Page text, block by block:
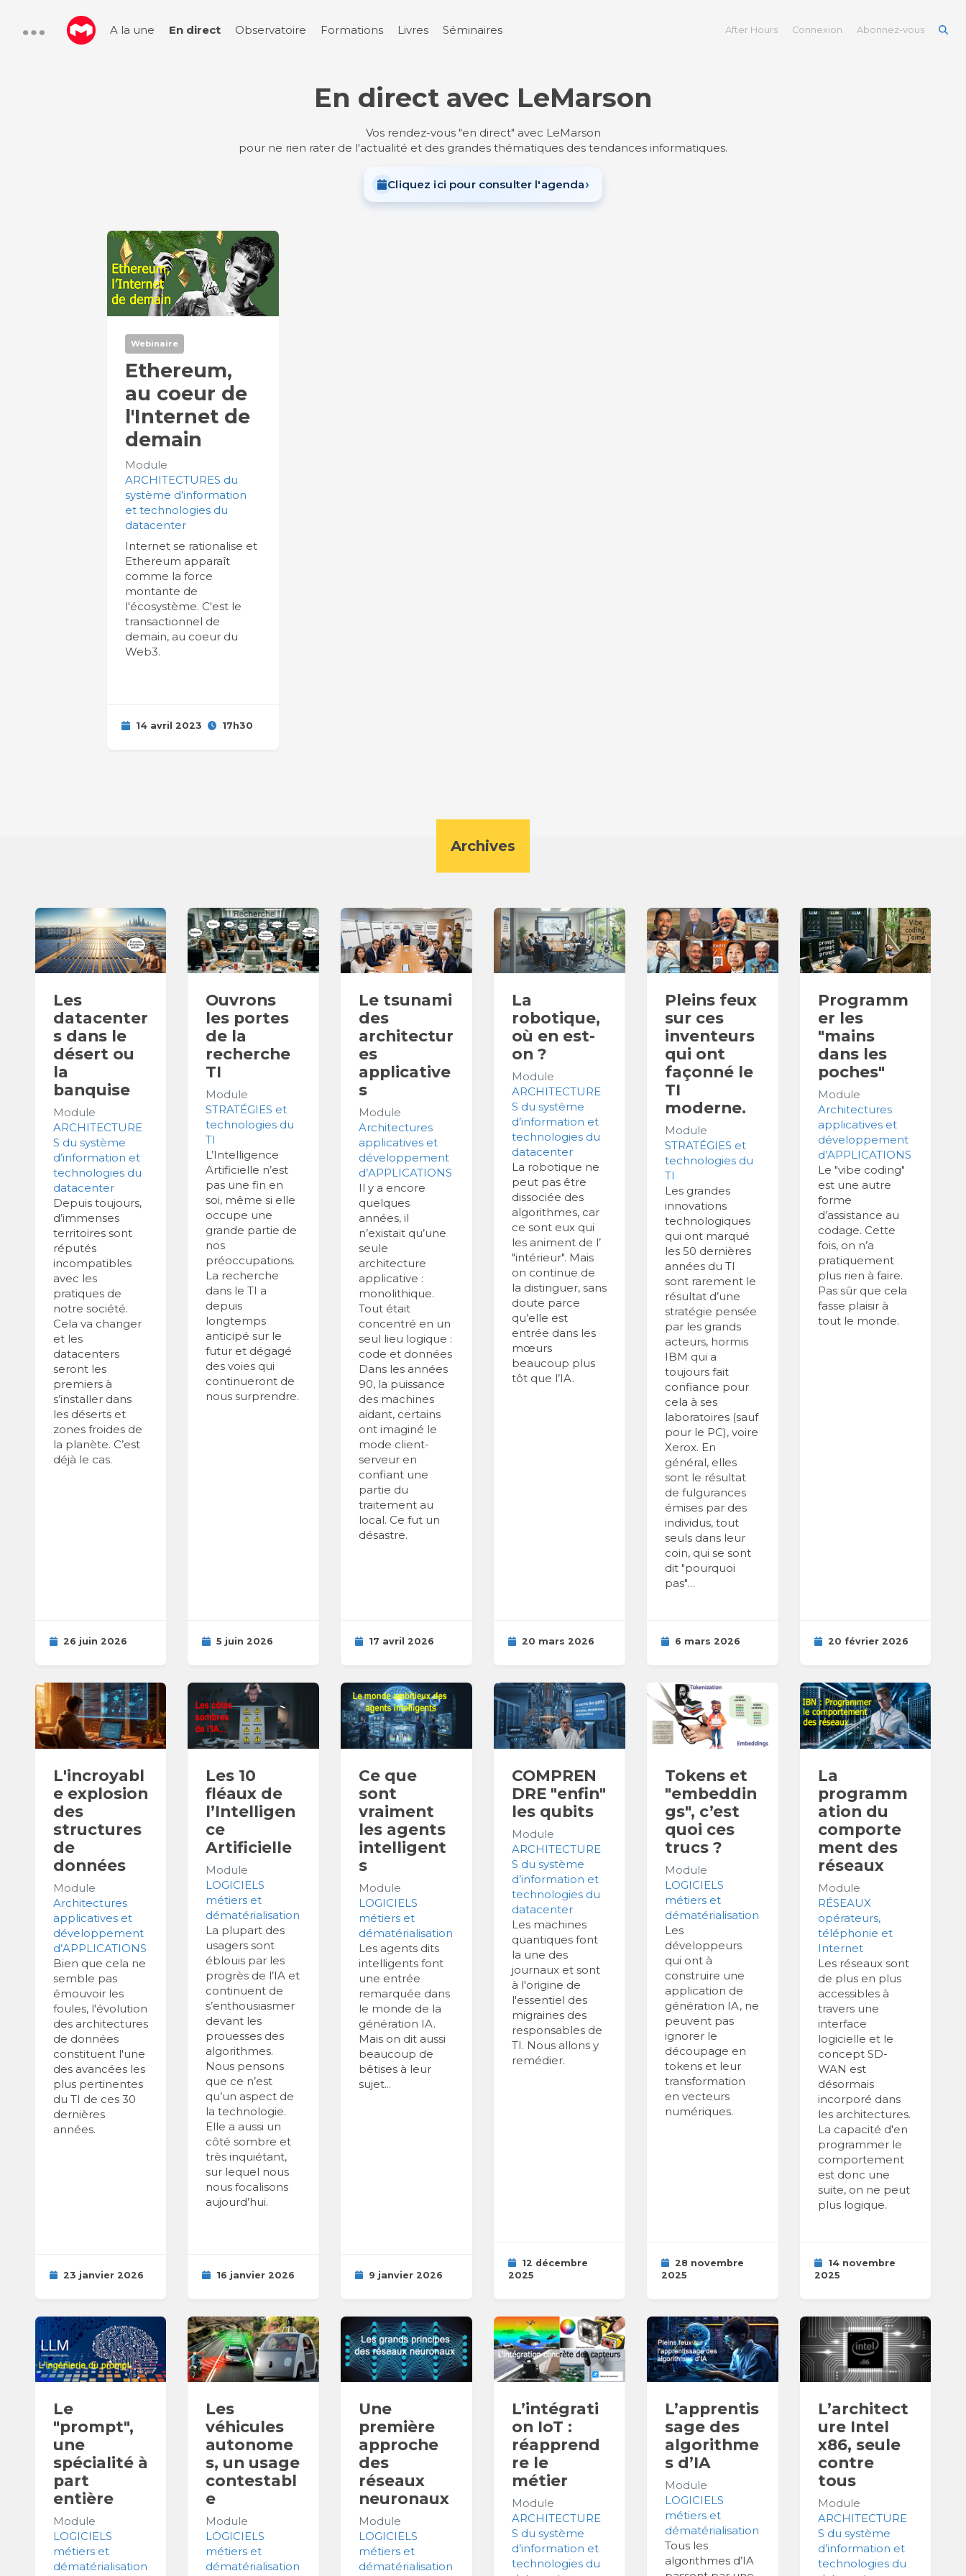
A la une En direct Observatoire Formations Livres Séminaires After Hours Connexion Abonnez-vous
En direct avec LeMarson
Vos rendez-vous en direct avec LeMarson
pour ne rien rater de l'actualité et des grandes thématiques des tendances informatiques.
Cliquez ici pour consulter l'agenda›
Webinaire
Ethereum,
au coeur de
l'Internet de
demain
Module
ARCHITECTURES du
système d’information
et technologies du
datacenter
Internet se rationalise et
Ethereum apparaît
comme la force
montante de
l'écosystème. C'est le
transactionnel de
demain, au coeur du
Web3.
14 avril 2023 17h30
Archives
Les
datacenter
s dans le
désert ou
la
banquise
Module
ARCHITECTURE
S du système
d’information et
technologies du
datacenter
Depuis toujours,
d’immenses
territoires sont
réputés
incompatibles
avec les
pratiques de
notre société.
Cela va changer
et les
datacenters
seront les
premiers à
s’installer dans
les déserts et
zones froides de
la planète. C’est
déjà le cas.
26 juin 2026
Ouvrons
les portes
de la
recherche
TI
Module
STRATÉGIES et
technologies du
TI
L’Intelligence
Artificielle n’est
pas une fin en
soi, même si elle
occupe une
grande partie de
nos
préoccupations.
La recherche
dans le TI a
depuis
longtemps
anticipé sur le
futur et dégagé
des voies qui
continueront de
nous surprendre.
5 juin 2026
Le tsunami
des
architectur
es
applicative
s
Module
Architectures
applicatives et
développement
d’APPLICATIONS
Il y a encore
quelques
années, il
n’existait qu’une
seule
architecture
applicative :
monolithique.
Tout était
concentré en un
seul lieu logique :
code et données
Dans les années
90, la puissance
des machines
aidant, certains
ont imaginé le
mode client-
serveur en
confiant une
partie du
traitement au
local. Ce fut un
désastre.
17 avril 2026
La
robotique,
où en est-
on ?
Module
ARCHITECTURE
S du système
d’information et
technologies du
datacenter
La robotique ne
peut pas être
dissociée des
algorithmes, car
ce sont eux qui
les animent de l’
"intérieur". Mais
on continue de
la distinguer, sans
doute parce
qu’elle est
entrée dans les
mœurs
beaucoup plus
tôt que l’IA.
20 mars 2026
Pleins feux
sur ces
inventeurs
qui ont
façonné le
TI
moderne.
Module
STRATÉGIES et
technologies du
TI
Les grandes
innovations
technologiques
qui ont marqué
les 50 dernières
années du TI
sont rarement le
résultat d’une
stratégie pensée
par les grands
acteurs, hormis
IBM qui a
toujours fait
confiance pour
cela à ses
laboratoires (sauf
pour le PC), voire
Xerox. En
général, elles
sont le résultat
de fulgurances
émises par des
individus, tout
seuls dans leur
coin, qui se sont
dit "pourquoi
pas"…
6 mars 2026
Programm
er les
"mains
dans les
poches"
Module
Architectures
applicatives et
développement
d’APPLICATIONS
Le "vibe coding"
est une autre
forme
d’assistance au
codage. Cette
fois, on n’a
pratiquement
plus rien à faire.
Pas sûr que cela
fasse plaisir à
tout le monde.
20 février 2026
L'incroyabl
e explosion
des
structures
de
données
Module
Architectures
applicatives et
développement
d’APPLICATIONS
Bien que cela ne
semble pas
émouvoir les
foules, l'évolution
des architectures
de données
constituent l'une
des avancées les
plus pertinentes
du TI de ces 30
dernières
années.
23 janvier 2026
Les 10
fléaux de
l’Intelligen
ce
Artificielle
Module
LOGICIELS
métiers et
dématérialisation
La plupart des
usagers sont
éblouis par les
progrès de l’IA et
continuent de
s’enthousiasmer
devant les
prouesses des
algorithmes.
Nous pensons
que ce n’est
qu’un aspect de
la technologie.
Elle a aussi un
côté sombre et
très inquiétant,
sur lequel nous
nous focalisons
aujourd’hui.
16 janvier 2026
Ce que
sont
vraiment
les agents
intelligent
s
Module
LOGICIELS
métiers et
dématérialisation
Les agents dits
intelligents font
une entrée
remarquée dans
le monde de la
génération IA.
Mais on dit aussi
beaucoup de
bêtises à leur
sujet...
9 janvier 2026
COMPREN
DRE "enfin"
les qubits
Module
ARCHITECTURE
S du système
d’information et
technologies du
datacenter
Les machines
quantiques font
la une des
journaux et sont
à l'origine de
l'essentiel des
migraines des
responsables de
TI. Nous allons y
remédier.
12 décembre
2025
Tokens et
"embeddin
gs", c’est
quoi ces
trucs ?
Module
LOGICIELS
métiers et
dématérialisation
Les
développeurs
qui ont à
construire une
application de
génération IA, ne
peuvent pas
ignorer le
découpage en
tokens et leur
transformation
en vecteurs
numériques.
28 novembre
2025
La
programm
ation du
comporte
ment des
réseaux
Module
RÉSEAUX
opérateurs,
téléphonie et
Internet
Les réseaux sont
de plus en plus
accessibles à
travers une
interface
logicielle et le
concept SD-
WAN est
désormais
incorporé dans
les architectures.
La capacité d'en
programmer le
comportement
est donc une
suite, on ne peut
plus logique.
14 novembre
2025
Le
"prompt",
une
spécialité à
part
entière
Module
LOGICIELS
métiers et
dématérialisation
Les
véhicules
autonome
s, un usage
contestabl
e
Module
LOGICIELS
métiers et
dématérialisation
Une
première
approche
des
réseaux
neuronaux
Module
LOGICIELS
métiers et
dématérialisation
L’intégrati
on IoT :
réapprend
re le
métier
Module
ARCHITECTURE
S du système
d’information et
technologies du
L’apprentis
sage des
algorithme
s d’IA
Module
LOGICIELS
métiers et
dématérialisation
Tous les
algorithmes d’IA
L’architect
ure Intel
x86, seule
contre
tous
Module
ARCHITECTURE
S du système
d’information et
technologies du